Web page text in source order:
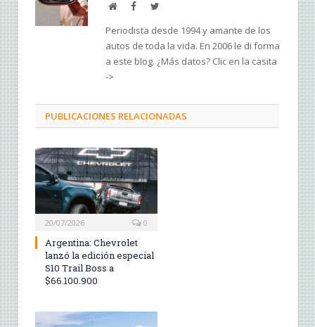
Web FacebookTwitter
Periodista desde 1994 y amante de los
autos de toda la vida. En 2006 le di forma
a este blog. ¿Más datos? Clic en la casita
->
PUBLICACIONES RELACIONADAS
20/07/2026 0
Argentina: Chevrolet
lanzó la edición especial
S10 Trail Boss a
$66.100.900